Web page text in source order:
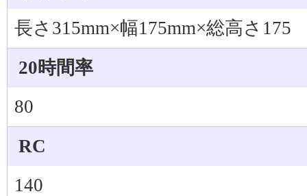
長さ315mm×幅175mm×総高さ175
20時間率
80
RC
140